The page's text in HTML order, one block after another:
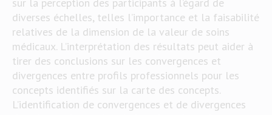
diverses échelles, telles l’importance et la faisabilité
relatives de la dimension de la valeur de soins
médicaux. L’interprétation des résultats peut aider à
tirer des conclusions sur les convergences et
divergences entre profils professionnels pour les
concepts identifiés sur la carte des concepts.
L’identification de convergences et de divergences